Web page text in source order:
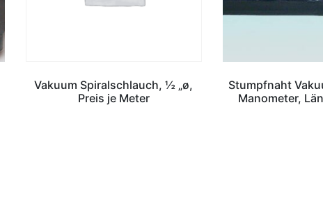
Vakuum Spiralschlauch, ½ „ø,
Preis je Meter
Stumpfnaht
Manometer,